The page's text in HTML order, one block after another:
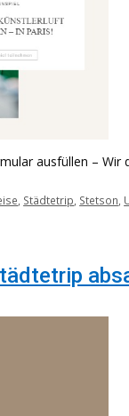
ausfüllen – Wir
Städtetrip Stetson